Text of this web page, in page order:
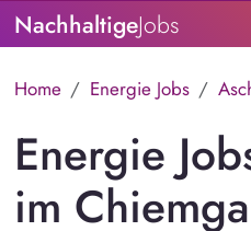
NachhaltigeJobs
Home Energie Jobs
Energie
im